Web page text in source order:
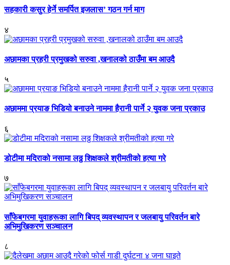
सहकारी कसुर हेर्ने समर्पित इजलास’ गठन गर्न माग
४
अछामका प्रहरी प्रमुखको सरुवा ,खनालको ठाउँमा बम आउदै
५
अछाममा प्रयाङ भिडियो बनाउने नाममा हैरानी पार्ने २ युवक जना प्रकाउ
६
डोटीमा मदिराको नसामा लठ्ठ शिक्षकले श्रीमतीको हत्या गरे
७
साँफेबगरमा युवाहरूका लागि बिपद् व्यवस्थापन र जलबायु परिवर्तन बारे
अभिमुखिकरण सञ्चालन
८